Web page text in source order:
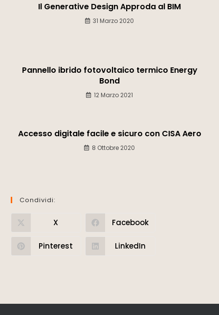
Il Generative Design Approda al BIM
31 Marzo 2020
Pannello ibrido fotovoltaico termico Energy
Bond
12 Marzo 2021
Accesso digitale facile e sicuro con CISA Aero
8 Ottobre 2020
Condividi:
X Facebook
Pinterest LinkedIn